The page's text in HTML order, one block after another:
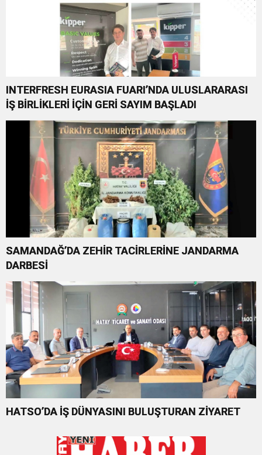
INTERFRESH EURASIA FUARI’NDA ULUSLARARASI
İŞ BİRLİKLERİ İÇİN GERİ SAYIM BAŞLADI
SAMANDAĞ’DA ZEHİR TACİRLERİNE JANDARMA
DARBESİ
HATSO’DA İŞ DÜNYASINI BULUŞTURAN ZİYARET